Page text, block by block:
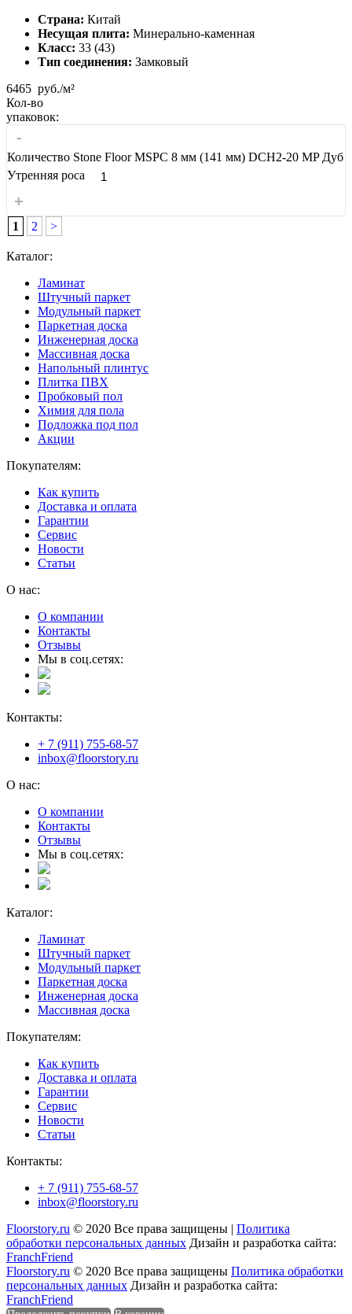
Страна: Китай
Несущая плита: Минерально-каменная
Класс: 33 (43)
Тип соединения: Замковый
6465 руб./м²
Кол-во
упаковок:
-
Количество Stone Floor MSPC 8 мм (141 мм) DCH2-20 MP Дуб
Утренняя роса
+
1 2 >
Каталог:
Ламинат
Штучный паркет
Модульный паркет
Паркетная доска
Инженерная доска
Массивная доска
Напольный плинтус
Плитка ПВХ
Пробковый пол
Химия для пола
Подложка под пол
Акции
Покупателям:
Как купить
Доставка и оплата
Гарантии
Сервис
Новости
Статьи
О нас:
О компании
Контакты
Отзывы
Мы в соц.сетях:
Контакты:
+ 7 (911) 755-68-57
inbox@floorstory.ru
О нас:
О компании
Контакты
Отзывы
Мы в соц.сетях:
Каталог:
Ламинат
Штучный паркет
Модульный паркет
Паркетная доска
Инженерная доска
Массивная доска
Покупателям:
Как купить
Доставка и оплата
Гарантии
Сервис
Новости
Статьи
Контакты:
+ 7 (911) 755-68-57
inbox@floorstory.ru
Floorstory.ru © 2020 Все права защищены | Политика
обработки персональных данных Дизайн и разработка сайта:
FranchFriend
Floorstory.ru © 2020 Все права защищены Политика обработки
персональных данных Дизайн и разработка сайта:
FranchFriend